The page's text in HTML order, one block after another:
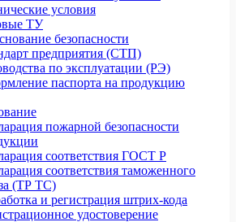
условия
ТУ
безопасности
предприятия (СТП)
по эксплуатации (РЭ)
паспорта на продукцию
пожарной безопасности
соответствия ГОСТ Р
соответствия таможенного
(ТР ТС)
и регистрация штрих-кода
удостоверение